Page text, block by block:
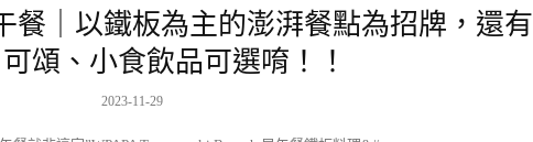
餐｜以鐵板為主的澎湃餐點為招牌，還有
頌、小食飲品可選唷！！
2023-11-29